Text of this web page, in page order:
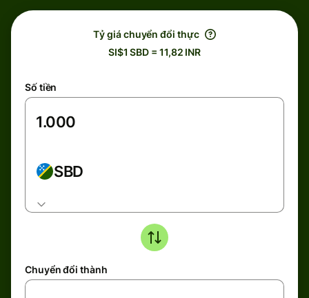
Tỷ giá chuyển đổi thực
SI$1 SBD = 11,82 INR
Số tiền
SBD
Chuyển đổi thành